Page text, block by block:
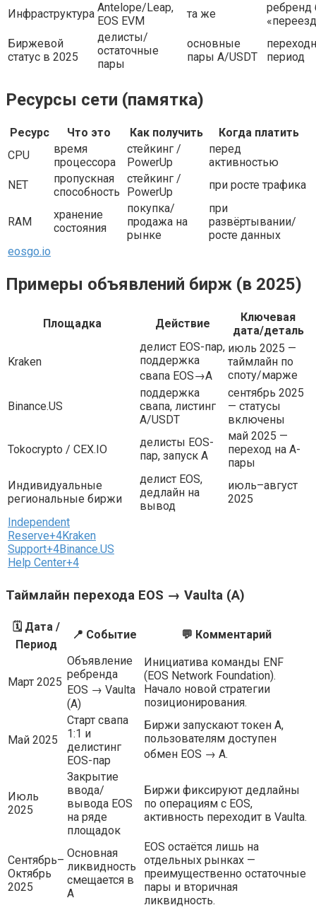
Инфраструктура Antelope/Leap,
EOS EVM
та же
ребренд
Биржевой
статус в 2025
делисты/
остаточные
пары
основные
пары A/USDT
период
Ресурсы сети (памятка)
Ресурс Что это Как получить
Когда платить
CPU
время
процессора
стейкинг /
PowerUp
перед
активностью
NET
пропускная
способность
стейкинг /
PowerUp
при росте трафика
RAM
хранение
состояния
покупка/
продажа на
рынке
при
развёртывании/
росте данных
eosgo.io
Примеры объявлений бирж (в 2025)
Площадка Действие
Ключевая
дата/деталь
Kraken
делист EOS-пар,
поддержка
свапа EOS→A
июль 2025 —
таймлайн по
споту/марже
Binance.US
поддержка
свапа, листинг
A/USDT
сентябрь 2025
— статусы
включены
Tokocrypto / CEX.IO
делисты EOS-
пар, запуск A
май 2025 —
переход на A-
пары
Индивидуальные
региональные биржи
делист EOS,
дедлайн на
вывод
июль–август
2025
Independent
Reserve+4Kraken
Support+4Binance.US
Help Center+4
Таймлайн перехода EOS → Vaulta (A)
🗓️ Дата /
Период
📍 Событие 💬 Комментарий
Март 2025
Объявление
ребренда
EOS → Vaulta
(A)
Инициатива команды ENF
(EOS Network Foundation).
Начало новой стратегии
позиционирования.
Май 2025
Старт свапа
1:1 и
делистинг
EOS-пар
Биржи запускают токен A,
пользователям доступен
обмен EOS → A.
Июль
2025
Закрытие
ввода/
вывода EOS
на ряде
площадок
Биржи фиксируют дедлайны
по операциям с EOS,
активность переходит в Vaulta.
Сентябрь–
Октябрь
2025
Основная
ликвидность
смещается в
A
EOS остаётся лишь на
отдельных рынках —
преимущественно остаточные
пары и вторичная
ликвидность.